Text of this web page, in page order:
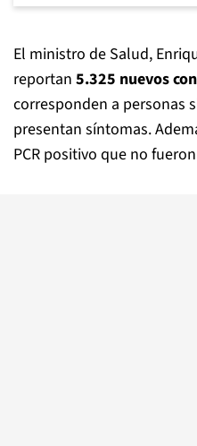
El ministro de Salud,
reportan 5.325 nuevos
corresponden a personas
presentan síntomas.
PCR positivo que no